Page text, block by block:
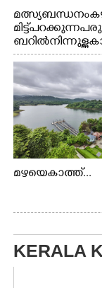
മത്സ്യബന്ധനം
മിട്ട് പറക്കുന്ന
ബറിൽ നിന്നുള്ള
മഴയെകാത്ത്...
KERALA